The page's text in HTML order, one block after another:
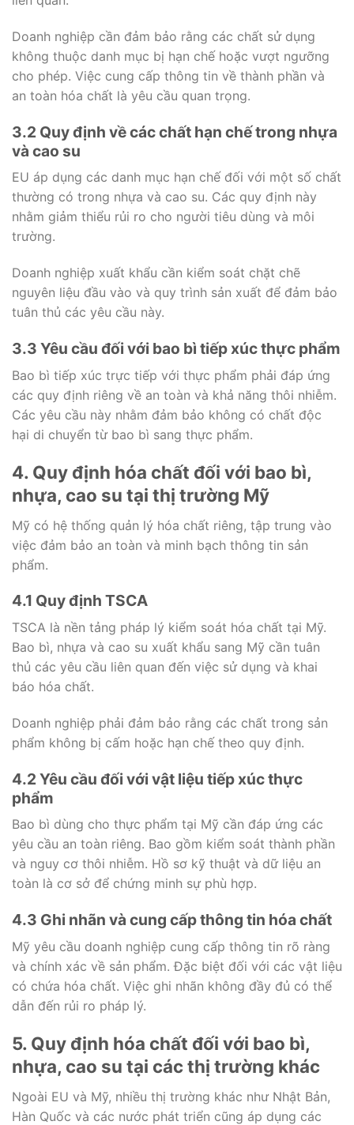
Doanh nghiệp cần đảm bảo rằng các chất sử dụng
không thuộc danh mục bị hạn chế hoặc vượt ngưỡng
cho phép. Việc cung cấp thông tin về thành phần và
an toàn hóa chất là yêu cầu quan trọng.
3.2 Quy định về các chất hạn chế trong nhựa
và cao su
EU áp dụng các danh mục hạn chế đối với một số chất
thường có trong nhựa và cao su. Các quy định này
nhằm giảm thiểu rủi ro cho người tiêu dùng và môi
trường.
Doanh nghiệp xuất khẩu cần kiểm soát chặt chẽ
nguyên liệu đầu vào và quy trình sản xuất để đảm bảo
tuân thủ các yêu cầu này.
3.3 Yêu cầu đối với bao bì tiếp xúc thực phẩm
Bao bì tiếp xúc trực tiếp với thực phẩm phải đáp ứng
các quy định riêng về an toàn và khả năng thôi nhiễm.
Các yêu cầu này nhằm đảm bảo không có chất độc
hại di chuyển từ bao bì sang thực phẩm.
4. Quy định hóa chất đối với bao bì,
nhựa, cao su tại thị trường Mỹ
Mỹ có hệ thống quản lý hóa chất riêng, tập trung vào
việc đảm bảo an toàn và minh bạch thông tin sản
phẩm.
4.1 Quy định TSCA
TSCA là nền tảng pháp lý kiểm soát hóa chất tại Mỹ.
Bao bì, nhựa và cao su xuất khẩu sang Mỹ cần tuân
thủ các yêu cầu liên quan đến việc sử dụng và khai
báo hóa chất.
Doanh nghiệp phải đảm bảo rằng các chất trong sản
phẩm không bị cấm hoặc hạn chế theo quy định.
4.2 Yêu cầu đối với vật liệu tiếp xúc thực
phẩm
Bao bì dùng cho thực phẩm tại Mỹ cần đáp ứng các
yêu cầu an toàn riêng. Bao gồm kiểm soát thành phần
và nguy cơ thôi nhiễm. Hồ sơ kỹ thuật và dữ liệu an
toàn là cơ sở để chứng minh sự phù hợp.
4.3 Ghi nhãn và cung cấp thông tin hóa chất
Mỹ yêu cầu doanh nghiệp cung cấp thông tin rõ ràng
và chính xác về sản phẩm. Đặc biệt đối với các vật liệu
có chứa hóa chất. Việc ghi nhãn không đầy đủ có thể
dẫn đến rủi ro pháp lý.
5. Quy định hóa chất đối với bao bì,
nhựa, cao su tại các thị trường khác
Ngoài EU và Mỹ, nhiều thị trường khác như Nhật Bản,
Hàn Quốc và các nước phát triển cũng áp dụng các